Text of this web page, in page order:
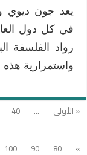
يعد جون ديوي
في كل دول
رواد الفلسفة
واستمرارية
« الأولى ...
40
»
80
90
100